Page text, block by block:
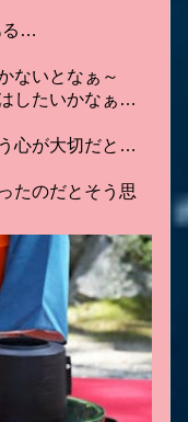
る…
ないとなぁ～
したいかなぁ…
心が大切だと…
たのだとそう思